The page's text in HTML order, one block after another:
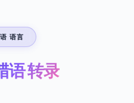
语言
语 转录